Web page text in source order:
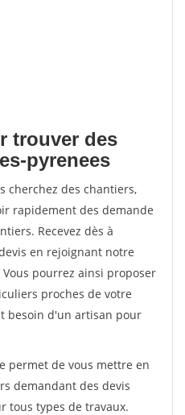
trouver des
pyrenees
cherchez des chantiers,
rapidement des demande
Recevez dès à
en rejoignant notre
pourrez ainsi proposer
proches de votre
besoin d'un artisan pour
permet de vous mettre en
demandant des devis
tous types de travaux.